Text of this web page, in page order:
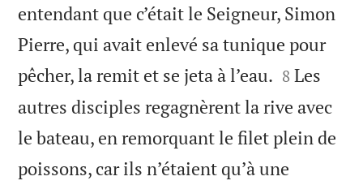
entendant que c’était le Seigneur, Simon
Pierre, qui avait enlevé sa tunique pour
pêcher, la remit et se jeta à l’eau. 

8 Les
autres disciples regagnèrent la rive avec
le bateau, en remorquant le filet plein de
poissons, car ils n’étaient qu’à une